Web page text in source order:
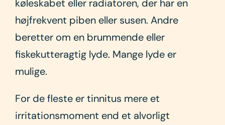
køleskabet eller radiatoren, der har en
højfrekvent piben eller susen. Andre
beretter om en brummende eller
fiskekutteragtig lyde. Mange lyde er
mulige.
For de fleste er tinnitus mere et
irritationsmoment end et alvorligt